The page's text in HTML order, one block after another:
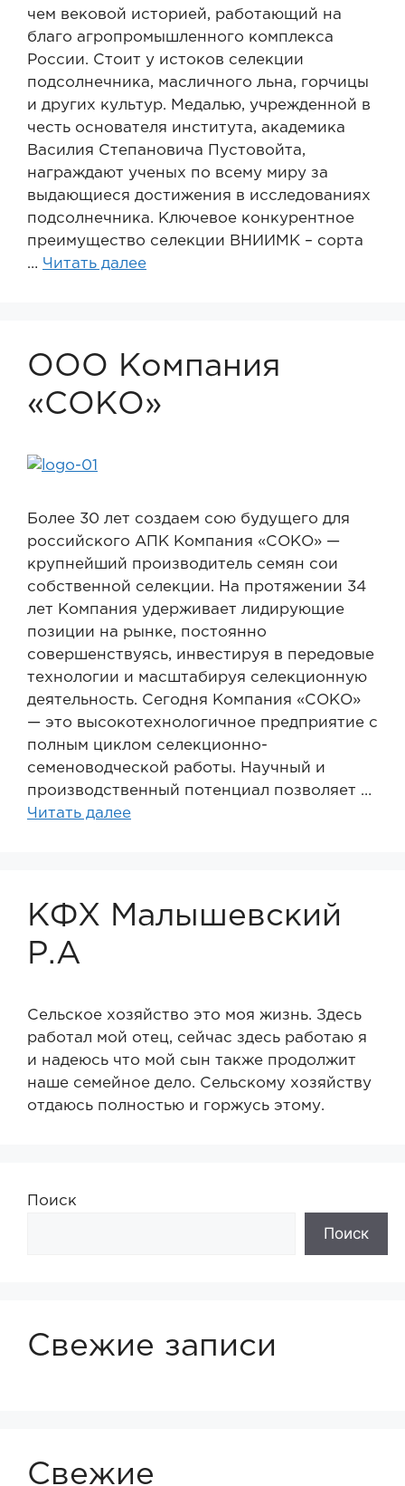
чем вековой историей, работающий на
благо агропромышленного комплекса
России. Стоит у истоков селекции
подсолнечника, масличного льна, горчицы
и других культур. Медалью, учрежденной в
честь основателя института, академика
Василия Степановича Пустовойта,
награждают ученых по всему миру за
выдающиеся достижения в исследованиях
подсолнечника. Ключевое конкурентное
преимущество селекции ВНИИМК – сорта
… Читать далее
ООО Компания
«СОКО»
Более 30 лет создаем сою будущего для
российского АПК Компания «СОКО» —
крупнейший производитель семян сои
собственной селекции. На протяжении 34
лет Компания удерживает лидирующие
позиции на рынке, постоянно
совершенствуясь, инвестируя в передовые
технологии и масштабируя селекционную
деятельность. Сегодня Компания «СОКО»
— это высокотехнологичное предприятие с
полным циклом селекционно-
семеноводческой работы. Научный и
производственный потенциал позволяет …
Читать далее
КФХ Малышевский
Р.А
Сельское хозяйство это моя жизнь. Здесь
работал мой отец, сейчас здесь работаю я
и надеюсь что мой сын также продолжит
наше семейное дело. Сельскому хозяйству
отдаюсь полностью и горжусь этому.
Поиск
Поиск
Свежие записи
Свежие